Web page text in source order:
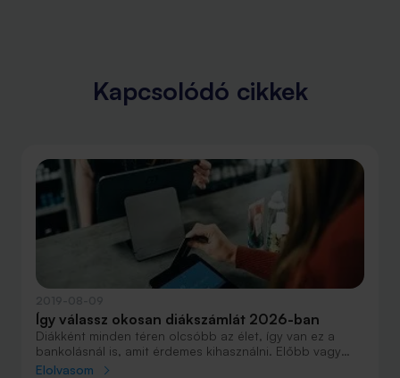
Kapcsolódó cikkek
Így válassz okosan diákszámlát 2026-ban
Diákként minden téren olcsóbb az élet, így van ez a
bankolásnál is, amit érdemes kihasználni. Előbb vagy
utóbb mindenkinek szüksége lesz saját bankszámlára,
Elolvasom